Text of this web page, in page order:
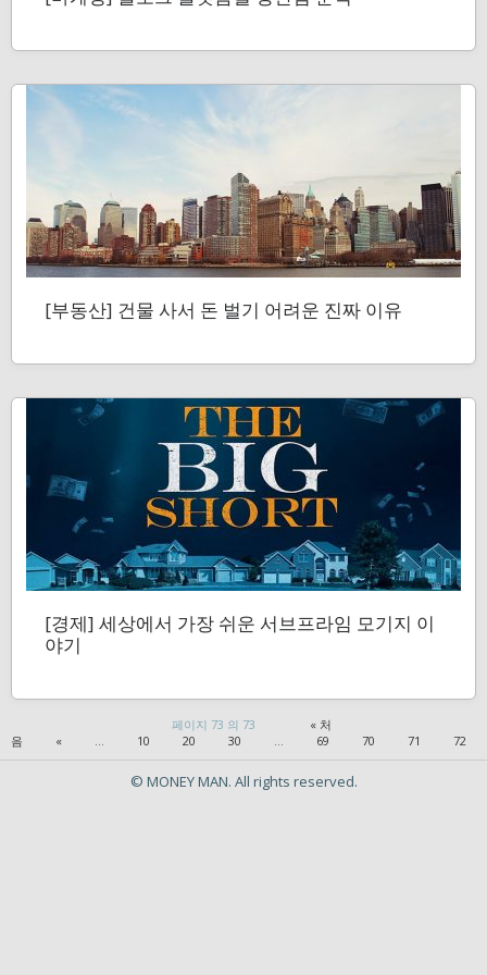
[부동산] 건물 사서 돈 벌기 어려운 진짜 이유
[경제] 세상에서 가장 쉬운 서브프라임 모기지 이
야기
페이지 73 의 73
« 처
음
« ... 10 20 30 ... 69 70 71 72
© MONEY MAN. All rights reserved.